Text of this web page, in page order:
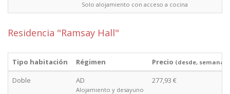
Solo alojamiento con acceso a cocina
Residencia "Ramsay Hall"
Tipo habitación Régimen Precio (desde, semana)
Doble AD
Alojamiento y desayuno
277,93 €